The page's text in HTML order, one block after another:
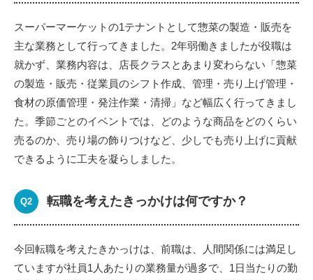
スーパーマーケットの1テナントとして惣菜の製造・販売を
主な業務として行ってきました。2年弱働きましたが役職は
就かず、業務内容は、店長クラスとあまり変わらない「惣菜
の製造・販売・従業員のシフト作成、管理・売り上げ管理・
食材の原価管理・発注作業・清掃」など幅広く行ってきまし
た。季節ごとのイベントでは、どのような商品をどのくらい
売るのか、売り場の飾りつけなど、少しでも売り上げに貢献
できるように工夫を凝らしました。
転職を考えたきっかけは何ですか？
今回転職を考えたきかっけは、前職は、人間関係には満足し
ていますが社員1人あたりの業務量が過多で、1日当たりの勤